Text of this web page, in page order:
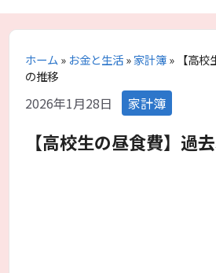
ホーム» お金と生活»家計簿» 【高
の推移
2026年1月28日 カ
テ
ゴ
リ
家計簿
【高校生の昼食費】過